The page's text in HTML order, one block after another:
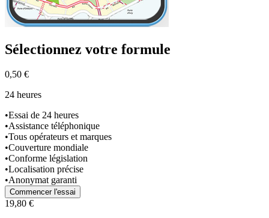
Sélectionnez votre formule
0,50 €
24 heures
•Essai de 24 heures
•Assistance téléphonique
•Tous opérateurs et marques
•Couverture mondiale
•Conforme législation
•Localisation précise
•Anonymat garanti
Commencer l'essai
19,80 €